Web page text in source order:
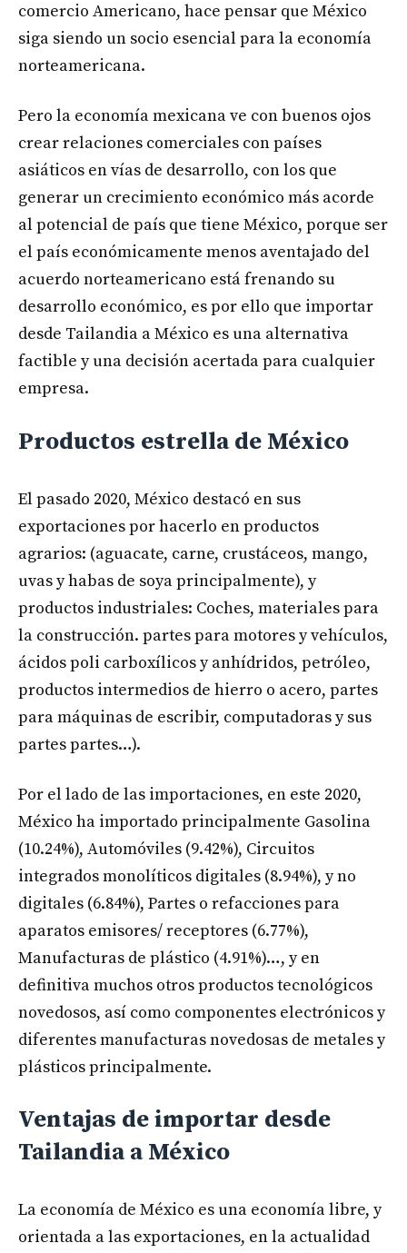
comercio Americano, hace pensar que México
siga siendo un socio esencial para la economía
norteamericana.
Pero la economía mexicana ve con buenos ojos
crear relaciones comerciales con países
asiáticos en vías de desarrollo, con los que
generar un crecimiento económico más acorde
al potencial de país que tiene México, porque ser
el país económicamente menos aventajado del
acuerdo norteamericano está frenando su
desarrollo económico, es por ello que importar
desde Tailandia a México es una alternativa
factible y una decisión acertada para cualquier
empresa.
Productos estrella de México
El pasado 2020, México destacó en sus
exportaciones por hacerlo en productos
agrarios: (aguacate, carne, crustáceos, mango,
uvas y habas de soya principalmente), y
productos industriales: Coches, materiales para
la construcción. partes para motores y vehículos,
ácidos poli carboxílicos y anhídridos, petróleo,
productos intermedios de hierro o acero, partes
para máquinas de escribir, computadoras y sus
partes partes…).
Por el lado de las importaciones, en este 2020,
México ha importado principalmente Gasolina
(10.24%), Automóviles (9.42%), Circuitos
integrados monolíticos digitales (8.94%), y no
digitales (6.84%), Partes o refacciones para
aparatos emisores/ receptores (6.77%),
Manufacturas de plástico (4.91%)…, y en
definitiva muchos otros productos tecnológicos
novedosos, así como componentes electrónicos y
diferentes manufacturas novedosas de metales y
plásticos principalmente.
Ventajas de importar desde
Tailandia a México
La economía de México es una economía libre, y
orientada a las exportaciones, en la actualidad